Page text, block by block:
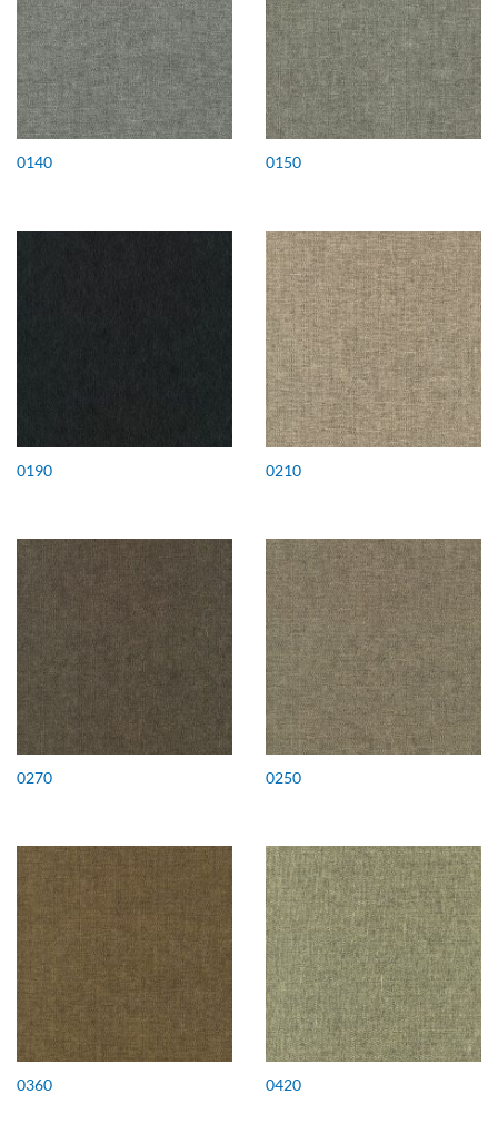
0140 0150
0190 0210
0270 0250
0360 0420